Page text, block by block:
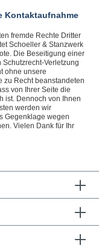
Kontaktaufnahme
fremde Rechte Dritter
Schoeller & Stanzwerk
Die Beseitigung einer
Verletzung
ohne unsere
zu Recht beanstandeten
von Ihrer Seite die
ist. Dennoch von Ihnen
werden wir
Gegenklage wegen
Vielen Dank für Ihr